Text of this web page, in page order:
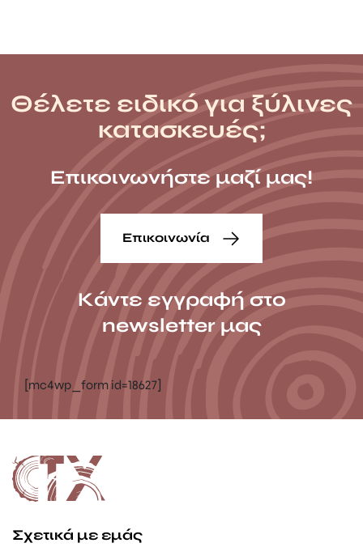
Θέλετε ειδικό για ξύλινες
κατασκευές;
Επικοινωνήστε μαζί μας!
Επικοινωνία
Κάντε εγγραφή στο
newsletter μας
[mc4wp_form id=18627]
Σχετικά με εμάς